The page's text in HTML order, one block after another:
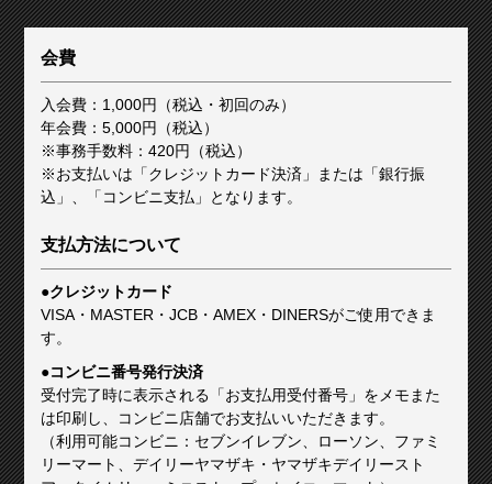
会費
入会費：1,000円（税込・初回のみ）
年会費：5,000円（税込）
※事務手数料：420円（税込）
※お支払いは「クレジットカード決済」または「銀行振
込」、「コンビニ支払」となります。
支払方法について
●クレジットカード
VISA・MASTER・JCB・AMEX・DINERSがご使用できま
す。
●コンビニ番号発行決済
受付完了時に表示される「お支払用受付番号」をメモまた
は印刷し、コンビニ店舗でお支払いいただきます。
（利用可能コンビニ：セブンイレブン、ローソン、ファミ
リーマート、デイリーヤマザキ・ヤマザキデイリースト